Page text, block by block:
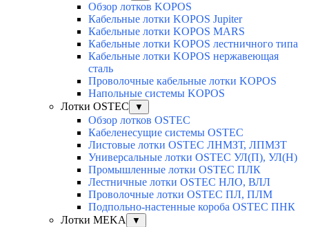
Обзор лотков KOPOS
Кабельные лотки KOPOS Jupiter
Кабельные лотки KOPOS MARS
Кабельные лотки KOPOS лестничного типа
Кабельные лотки KOPOS нержавеющая
сталь
Проволочные кабельные лотки KOPOS
Напольные системы KOPOS
Лотки OSTEC
▼
Обзор лотков OSTEC
Кабеленесущие системы OSTEC
Листовые лотки OSTEC ЛНМЗТ, ЛПМЗТ
Универсальные лотки OSTEC УЛ(П), УЛ(Н)
Промышленные лотки OSTEC ПЛК
Лестничные лотки OSTEC НЛО, ВЛЛ
Проволочные лотки OSTEC ПЛ, ПЛМ
Подпольно-настенные короба OSTEC ПНК
Лотки MEKA
▼